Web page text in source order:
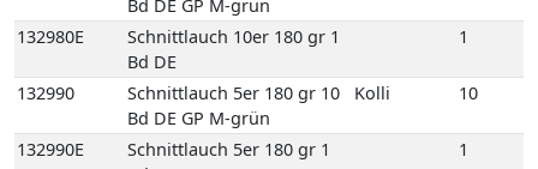
132990E
Schnittlauch 5er 180 gr 1
Bd DE
1
136540
Suppengrün 10 Bd DE GP
M-grün
Kolli 10
136560
Suppengrün 15 Bd DE GP
M-grün
Kolli 15